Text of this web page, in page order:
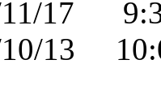
17
10/13